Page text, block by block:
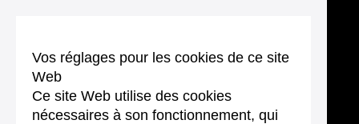
Vos réglages pour les cookies de ce site
Web
Ce site Web utilise des cookies
nécessaires à son fonctionnement, qui